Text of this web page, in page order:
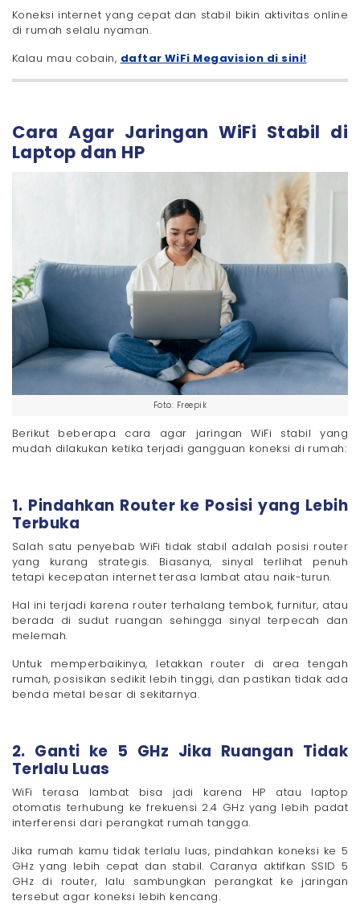
Koneksi internet yang cepat dan stabil bikin aktivitas online
di rumah selalu nyaman.
Kalau mau cobain, daftar WiFi Megavision di sini!
Cara Agar Jaringan WiFi Stabil di
Laptop dan HP
Foto: Freepik
Berikut beberapa cara agar jaringan WiFi stabil yang
mudah dilakukan ketika terjadi gangguan koneksi di rumah:
1. Pindahkan Router ke Posisi yang Lebih
Terbuka
Salah satu penyebab WiFi tidak stabil adalah posisi router
yang kurang strategis. Biasanya, sinyal terlihat penuh
tetapi kecepatan internet terasa lambat atau naik-turun.
Hal ini terjadi karena router terhalang tembok, furnitur, atau
berada di sudut ruangan sehingga sinyal terpecah dan
melemah.
Untuk memperbaikinya, letakkan router di area tengah
rumah, posisikan sedikit lebih tinggi, dan pastikan tidak ada
benda metal besar di sekitarnya.
2. Ganti ke 5 GHz Jika Ruangan Tidak
Terlalu Luas
WiFi terasa lambat bisa jadi karena HP atau laptop
otomatis terhubung ke frekuensi 2.4 GHz yang lebih padat
interferensi dari perangkat rumah tangga.
Jika rumah kamu tidak terlalu luas, pindahkan koneksi ke 5
GHz yang lebih cepat dan stabil. Caranya aktifkan SSID 5
GHz di router, lalu sambungkan perangkat ke jaringan
tersebut agar koneksi lebih kencang.